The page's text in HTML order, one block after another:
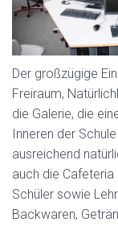
Der großzügige
Freiraum,
die Galerie, die
Inneren der
ausreichend
auch die Cafeteria
Schüler sowie
Backwaren,